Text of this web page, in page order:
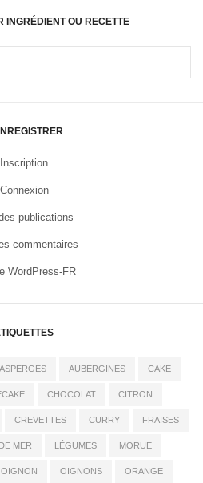
INGRÉDIENT OU RECETTE
Inscription
Connexion
publications
commentaires
WordPress-FR
ASPERGES AUBERGINES CAKE
CHOCOLAT CITRON
CREVETTES CURRY FRAISES
MER LÉGUMES MORUE
OIGNON OIGNONS ORANGE